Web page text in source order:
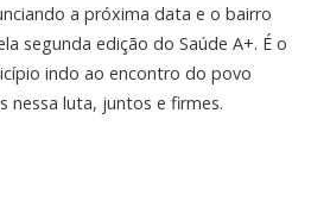
a próxima data e o bairro
segunda edição do Saúde A+. É o
indo ao encontro do povo
nessa luta, juntos e firmes.